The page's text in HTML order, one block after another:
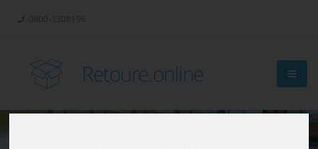
Retoure.online